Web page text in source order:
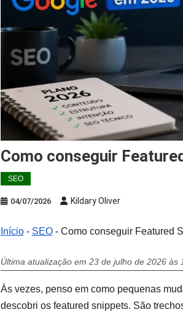
Como conseguir
SEO
04/07/2026 Kildary Oliver
Início- SEO- Como conseguir Featured
Última atualização em 23 de julho de 2026 às
Às vezes, penso em como pequenas
descobri os featured snippets. São